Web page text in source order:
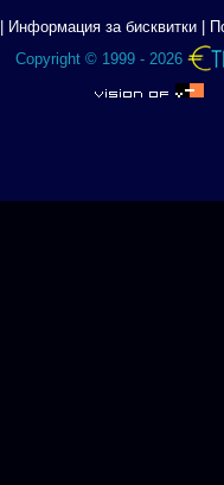
Информация за бисквитки|
Copyright © 1999 - 2026